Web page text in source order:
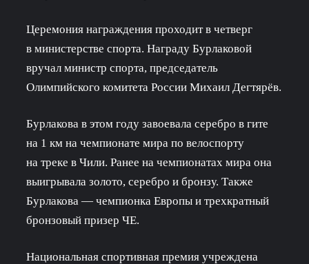
Церемония награждения проходит в четверг
в министерстве спорта. Награду Бурлаковой
вручал министр спорта, председатель
Олимпийского комитета России Михаил Дегтярёв.
Бурлакова в этом году завоевала серебро в гите
на 1 км на чемпионате мира по велоспорту
на треке в Чили. Ранее на чемпионатах мира она
выигрывала золото, серебро и бронзу. Также
Бурлакова — чемпионка Европы и трехкратный
бронзовый призер ЧЕ.
Национальная спортивная премия учреждена